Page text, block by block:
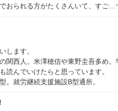
おられる方がたくさんいて、すご
します。
関西人。米澤穂信や東野圭吾多め
読んでいけたらと思っています。
。就労継続支援施設B型通所。